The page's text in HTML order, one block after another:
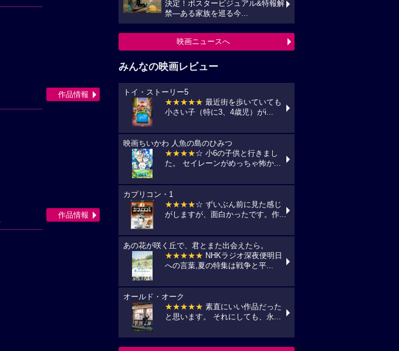
作品情報
作品情報
決定！ポスタービジュアル&特報解
禁―ある家族を巡る今...
映画ニュースへ
みんなの映画レビュー
トイ・ストーリー5
★★★★★ 最近街を歩いていても
小さい子（特に3、4歳児）がi...
映画ちいかわ 人魚の島のひみつ
★★★★☆ 小6の子供と行きまし
た。 セイレーンがめっちゃ怖か...
カプリコン・1
★★★★☆ ずいぶん前に見た感じ
がしますが、面白かったです。作...
あの花が咲く丘で、君とまた出会えたら。
★★★★★ NHKラジオ深夜便明日
への言葉,夏の特集は戦争と平...
オールド・オーク
★★★★★ 素直にいい作品だった
と思います。 それにしても、永...